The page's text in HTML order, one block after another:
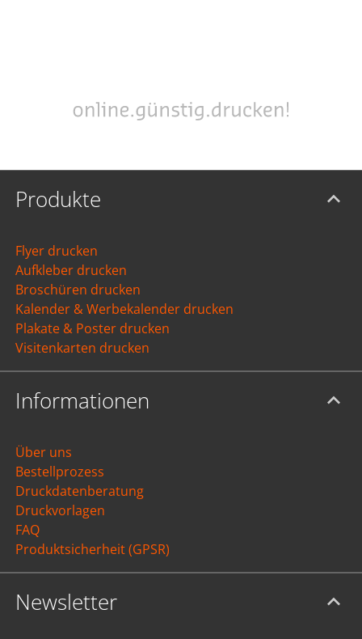
Produkte
Flyer drucken
Aufkleber drucken
Broschüren drucken
Kalender & Werbekalender drucken
Plakate & Poster drucken
Visitenkarten drucken
Informationen
Über uns
Bestellprozess
Druckdatenberatung
Druckvorlagen
FAQ
Produktsicherheit (GPSR)
Newsletter